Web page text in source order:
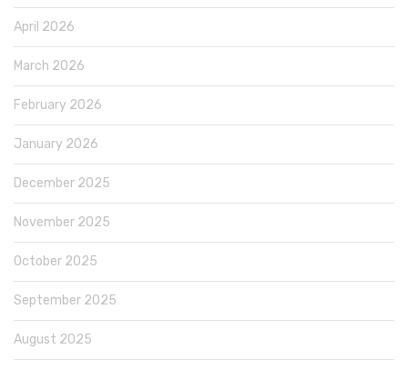
April 2026
March 2026
February 2026
January 2026
December 2025
November 2025
October 2025
September 2025
August 2025